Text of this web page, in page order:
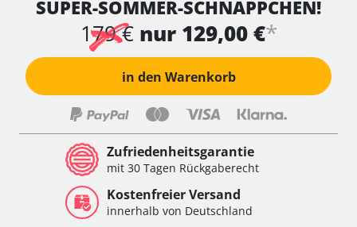
SUPER-SOMMER-SCHNÄPPCHEN!
179 € nur 129,00 €*
in den Warenkorb
Zufriedenheitsgarantie
mit 30 Tagen Rückgaberecht
Kostenfreier Versand
innerhalb von Deutschland